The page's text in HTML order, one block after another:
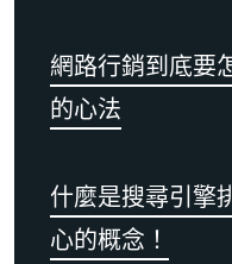
網路行銷到底要
的心法
什麼是搜尋引擎
心的概念！